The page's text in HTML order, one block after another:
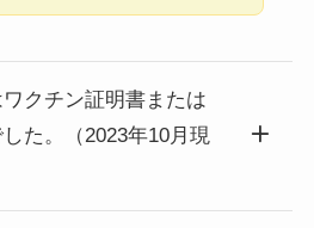
クチン証明書または
た。（2023年10月現